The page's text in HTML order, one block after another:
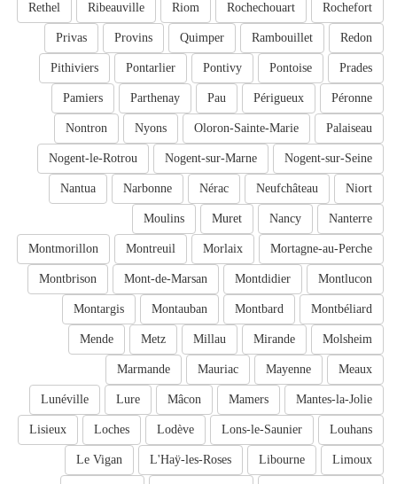
Rochefort
Rochechouart
Riom
Ribeauville
Rethel
Redon
Rambouillet
Quimper
Provins
Privas
Prades
Pontoise
Pontivy
Pontarlier
Pithiviers
Péronne
Périgueux
Pau
Parthenay
Pamiers
Palaiseau
Oloron-Sainte-Marie
Nyons
Nontron
Nogent-sur-Seine
Nogent-sur-Marne
Nogent-le-Rotrou
Niort
Neufchâteau
Nérac
Narbonne
Nantua
Nanterre
Nancy
Muret
Moulins
Mortagne-au-Perche
Morlaix
Montreuil
Montmorillon
Montlucon
Montdidier
Mont-de-Marsan
Montbrison
Montbéliard
Montbard
Montauban
Montargis
Molsheim
Mirande
Millau
Metz
Mende
Meaux
Mayenne
Mauriac
Marmande
Mantes-la-Jolie
Mamers
Mâcon
Lure
Lunéville
Louhans
Lons-le-Saunier
Lodève
Loches
Lisieux
Limoux
Libourne
L'Haÿ-les-Roses
Le Vigan